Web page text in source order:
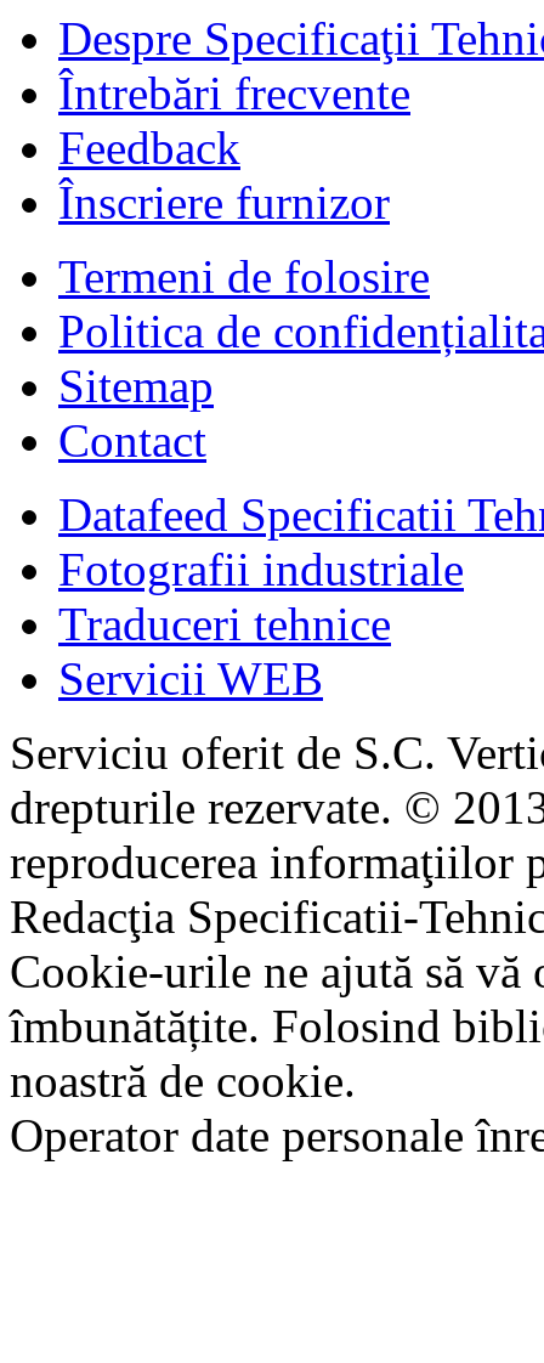
Despre Specificaţii
Întrebări frecvente
Feedback
Înscriere furnizor
Termeni de folosire
Politica de
Sitemap
Contact
Datafeed Specificatii
Fotografii industriale
Traduceri tehnice
Servicii WEB
Serviciu oferit de S.C.
drepturile rezervate. ©
reproducerea informaţiilor
Redacţia Specificatii-
Cookie-urile ne ajută să
îmbunătățite. Folosind
noastră de cookie.
Operator date personale